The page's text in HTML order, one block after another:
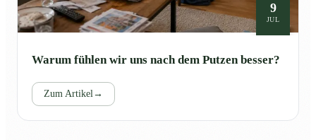
9
JUL
Warum fühlen wir uns nach dem Putzen besser?
Zum Artikel →